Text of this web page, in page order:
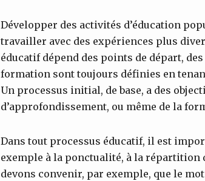
Développer des activités d’éducation
travailler avec des expériences plus
éducatif dépend des points de départ,
formation sont toujours définies en
Un processus initial, de base, a des
d’approfondissement, ou même de la
Dans tout processus éducatif, il est
exemple à la ponctualité, à la répartition
devons convenir, par exemple, que le